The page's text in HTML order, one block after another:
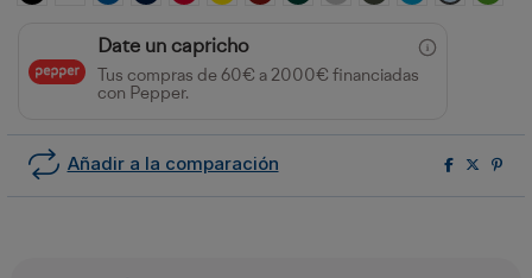
Date un capricho
Tus compras de 60€ a 2000€ financiadas
con Pepper.
Añadir a la comparación